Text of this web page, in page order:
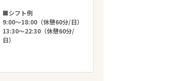
■シフト例
9:00～18:00（休憩60分/日）
13:30～22:30（休憩60分/
日）